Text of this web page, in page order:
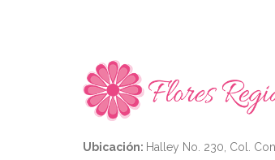
Ubicación: Halley No. 230, Col.